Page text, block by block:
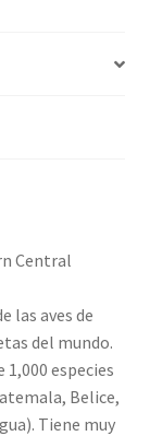
Central
las aves de
del mundo.
especies
Belice,
Tiene muy